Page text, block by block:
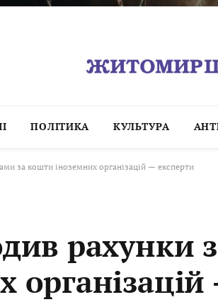
ПОЛІТИКА КУЛЬТУРА
за кошти іноземних організацій — експерти
рахунки